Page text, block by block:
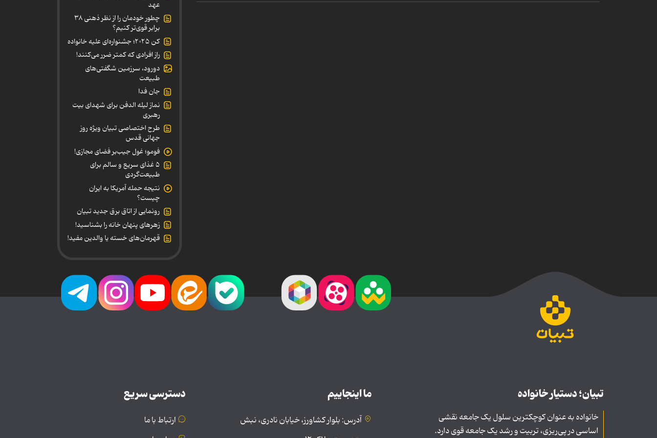
عهد
چطور خودمان را از نظر ذهنی ۳۸
برابر قوی‌تر کنیم؟
کن ۲۰۲۵؛ جشنواره‌ای علیه خانواده
راز افرادی که کمتر ضرر می‌کنند!
دورود، سرزمین شگفتی‌های
طبیعت
جان فدا
نماز لیله الدفن برای شهدای بیت
رهبری
طرح اختصاصی تبیان ویژه روز
جهانی قدس
فومو؛ غول جیب‌بر فضای مجازی!
۵ غذای سریع و سالم برای
طبیعت‌گردی
نتیجه حمله آمریکا به ایران
چیست؟
رونمایی از اتاق برق جدید تبیان
زهرهای پنهان خانه را بشناسید!
قهرمان‌های خسته یا والدین مفید!
تبیان؛ دستیار خانواده
خانواده به عنوان کوچکترین سلول یک جامعه نقشی
اساسی در پی‌ریزی، تربیت و رشد یک جامعه قوی دارد.
ما اینجاییم
آدرس: بلوار کشاورز، خیابان نادری، نبش
دسترسی سریع
ارتباط با ما